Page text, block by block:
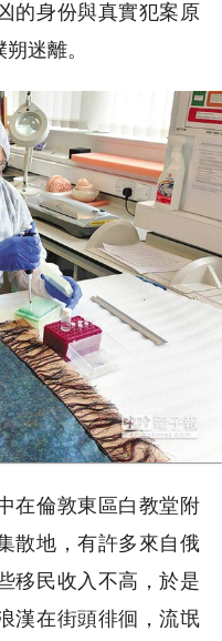
的身份與真實犯案原
迷離。
在倫敦東區白教堂附
散地，有許多來自俄
移民收入不高，於是
漢在街頭徘徊，流氓